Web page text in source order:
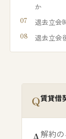
か
退去立会
退去立会
賃貸借
解約